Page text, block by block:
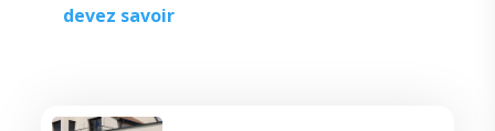
devez savoir